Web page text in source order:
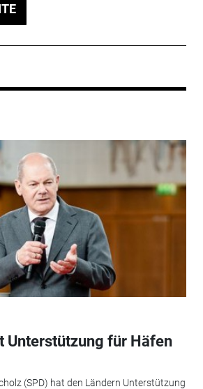
Unterstützung für Häfen
(SPD) hat den Ländern Unterstützung